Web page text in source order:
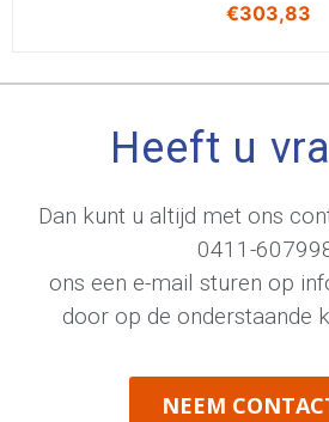
€303,83
Heeft u
Dan kunt u altijd met ons
0411-
ons een e-mail sturen op
door op de onderstaande
NEEM